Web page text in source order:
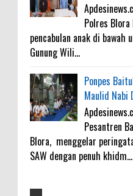
Polres
pencabulan anak di bawah
Gunung Wili...
Ponpes
Maulid Nabi
Pesantren
Blora, menggelar
SAW dengan penuh khidm...